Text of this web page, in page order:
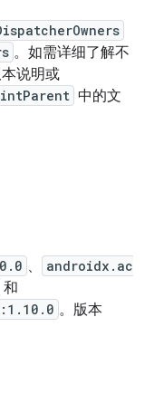
。如需详细了解不
说明或
中的文
、
androidx.ac
和
。版本